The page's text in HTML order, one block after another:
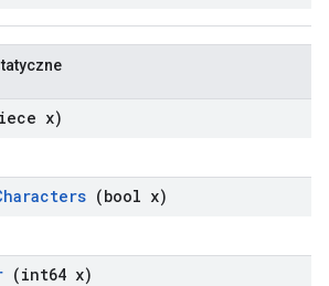
x)
(bool x)
(int64 x)